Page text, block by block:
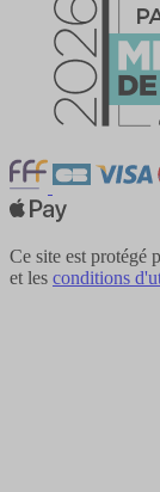
Ce site est protégé
et les conditions